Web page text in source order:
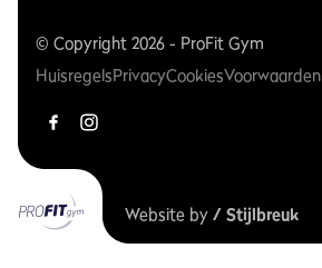
© Copyright 2026 - ProFit Gym
HuisregelsPrivacyCookiesVoorwaarden
Website by/ Stijlbreuk